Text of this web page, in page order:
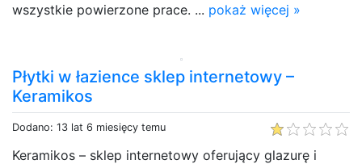
wszystkie powierzone prace. ... pokaż więcej »
Płytki w łazience sklep internetowy –
Keramikos
Dodano: 13 lat 6 miesięcy temu
Keramikos – sklep internetowy oferujący glazurę i